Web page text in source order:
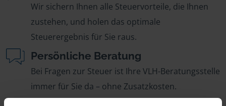
Wir sichern Ihnen alle Steuervorteile, die Ihnen
zustehen, und holen das optimale
Steuerergebnis für Sie raus.
Persönliche Beratung
Bei Fragen zur Steuer ist Ihre VLH-Beratungsstelle
immer für Sie da – ohne Zusatzkosten.